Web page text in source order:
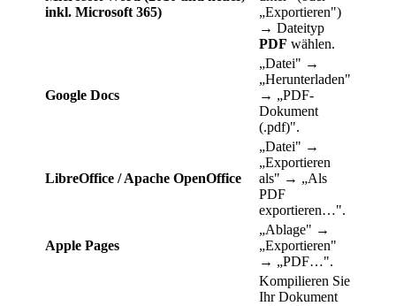
inkl. Microsoft 365)
„Exportieren")
→ Dateityp
PDF wählen.
Google Docs
„Datei" →
„Herunterladen"
→ „PDF-
Dokument
(.pdf)".
LibreOffice / Apache OpenOffice
„Datei" →
„Exportieren
als" → „Als
PDF
exportieren…".
Apple Pages
„Ablage" →
„Exportieren"
→ „PDF…".
Kompilieren Sie
Ihr Dokument